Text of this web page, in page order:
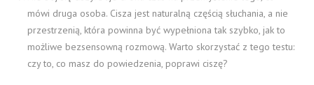
mówi druga osoba. Cisza jest naturalną częścią słuchania, a nie
przestrzenią, która powinna być wypełniona tak szybko, jak to
możliwe bezsensowną rozmową. Warto skorzystać z tego testu:
czy to, co masz do powiedzenia, poprawi ciszę?